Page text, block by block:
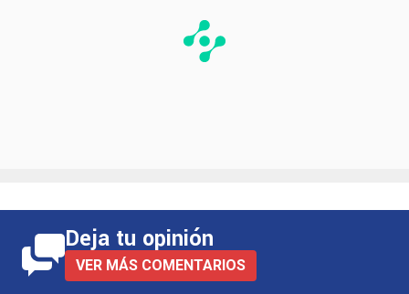
Deja tu opinión
VER MÁS COMENTARIOS